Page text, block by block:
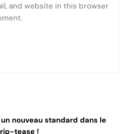
and website in this browser
nouveau standard dans le
tease !